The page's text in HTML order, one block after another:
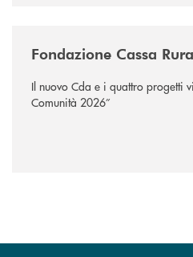
Fondazione Cassa
Il nuovo Cda e i quattro progetti
Comunità 2026”